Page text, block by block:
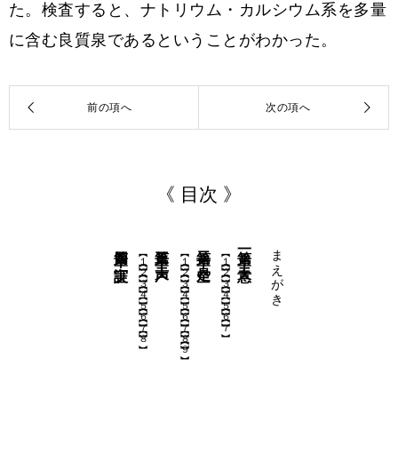
た。検査すると、ナトリウム・カルシウム系を多量
に含む良質泉であるということがわかった。
《 目次 》
まえがき
第一章 天意
【１】
【２】
【３】
【４】
【５】
【６】
【７】
第二章 是空
【１】
【２】
【３】
【４】
【５】
【６】
【７】
【８】
【９】
第三章 天声
【１】
【２】
【３】
【４】
【５】
【６】
【７】
【８】
第四章 実証